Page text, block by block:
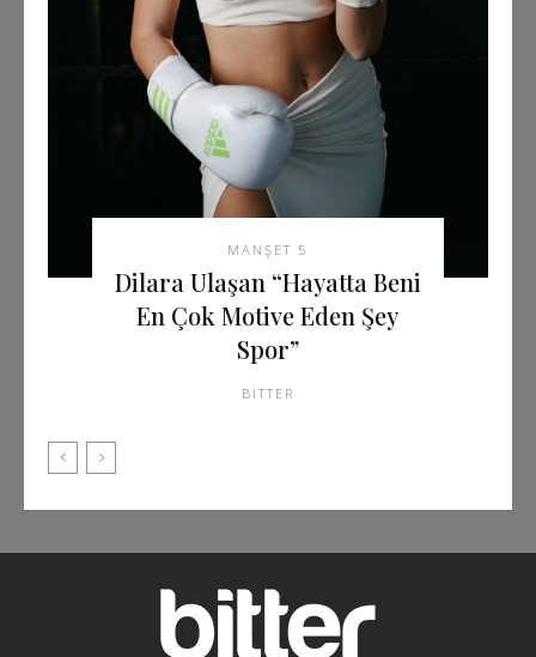
MANŞET 5
Dilara Ulaşan “Hayatta Beni
En Çok Motive Eden Şey
Spor”
BITTER